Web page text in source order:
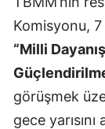
Komisyonu,
“Milli
görüşmek
gece